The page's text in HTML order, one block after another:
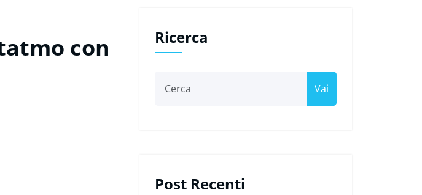
con
Ricerca
Vai
Post Recenti